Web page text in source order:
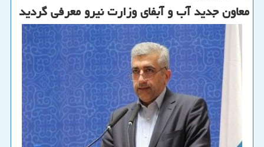
معاون جدید آب و آبفای وزارت نیرو معرفی گردید